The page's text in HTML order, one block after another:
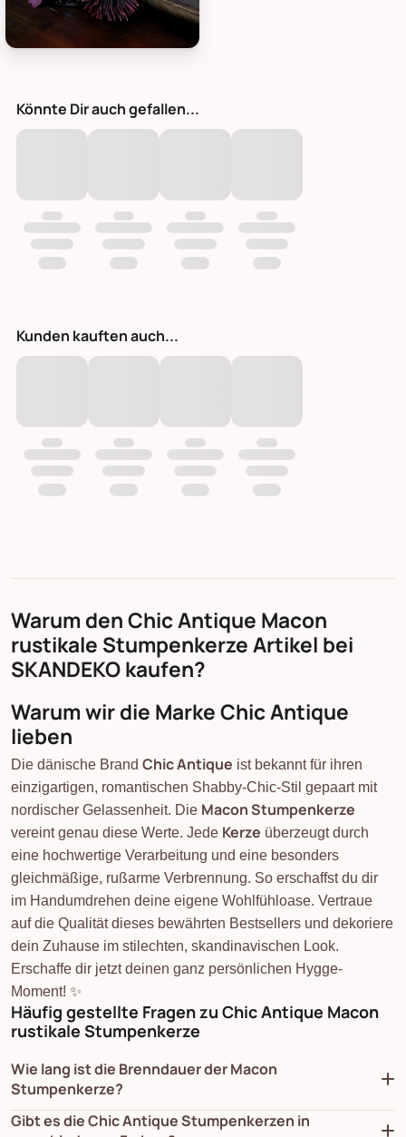
Macon rustikale Stumpenkerze taupe H25/D10 cm
Könnte Dir auch gefallen...
Kunden kauften auch...
Warum den Chic Antique Macon
rustikale Stumpenkerze Artikel bei
SKANDEKO kaufen?
Warum wir die Marke Chic Antique
lieben
Die dänische Brand Chic Antique ist bekannt für ihren
einzigartigen, romantischen Shabby-Chic-Stil gepaart mit
nordischer Gelassenheit. Die Macon Stumpenkerze
vereint genau diese Werte. Jede Kerze überzeugt durch
eine hochwertige Verarbeitung und eine besonders
gleichmäßige, rußarme Verbrennung. So erschaffst du dir
im Handumdrehen deine eigene Wohlfühloase. Vertraue
auf die Qualität dieses bewährten Bestsellers und dekoriere
dein Zuhause im stilechten, skandinavischen Look.
Erschaffe dir jetzt deinen ganz persönlichen Hygge-
Moment! ✨
Häufig gestellte Fragen zu Chic Antique Macon
rustikale Stumpenkerze
Wie lang ist die Brenndauer der Macon
Stumpenkerze?
Gibt es die Chic Antique Stumpenkerzen in